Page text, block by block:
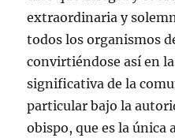
extraordinaria y
todos los organismos
convirtiéndose así­ en
significativa de la
particular bajo la
obispo, que es la única